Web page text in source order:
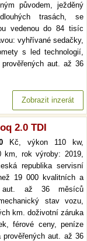
původem, ježděný
trasách, se
vedenou do 84 tisíc
vyhřívané sedačky,
s led technologií,
aut. až 36
Zobrazit inzerát
2.0 TDI
Kč, výkon 110 kw,
km, rok výroby: 2019,
republika servisní
19 000 kvalitních a
aut. až 36 měsíců
stav vozu,
km. doživotní záruka
férové ceny, peníze
aut. až 36